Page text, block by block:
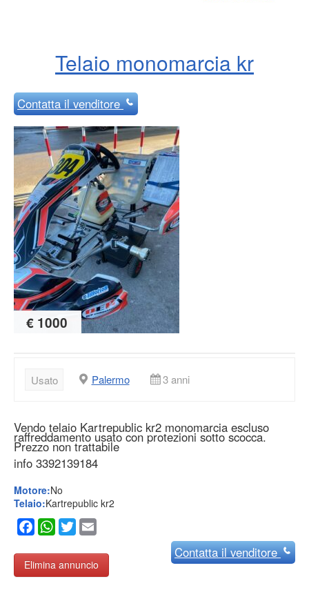
Telaio monomarcia kr
Contattail venditore
€ 1000
Usato Palermo 3 anni
Vendo telaio Kartrepublic kr2 monomarcia escluso
raffreddamento usato con protezioni sotto scocca.
Prezzo non trattabile
info 3392139184
Motore:No
Telaio:Kartrepublic kr2
Facebook
WhatsApp
Twitter
Elimina annuncio
Contattail venditore